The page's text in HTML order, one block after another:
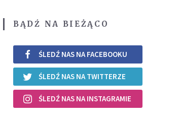
BĄDŹ NA BIEŻĄCO
ŚLEDŹ NAS NA FACEBOOKU
ŚLEDŹ NAS NA TWITTERZE
ŚLEDŹ NAS NA INSTAGRAMIE